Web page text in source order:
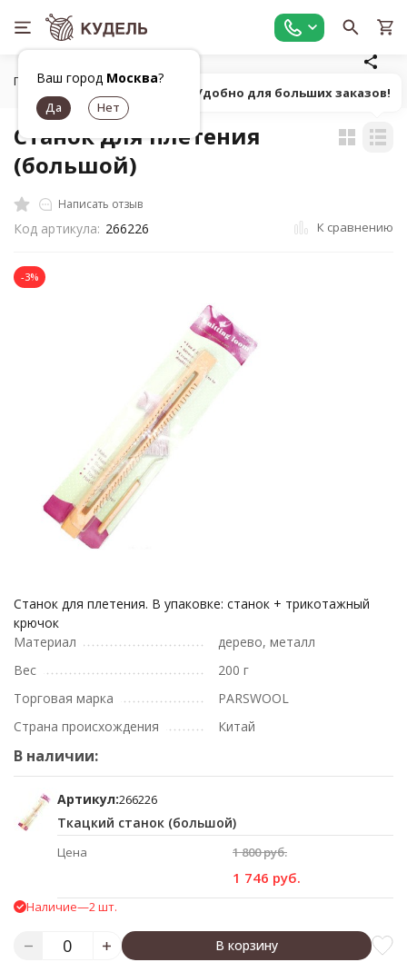
Ваш город Москва?
Главная Товары для вышивания
Станок для плетения
(большой)
Написать отзыв
Код артикула: 266226 К сравнению
-3%
Станок для плетения. В упаковке: станок + трикотажный
крючок
Материал
дерево, металл
Вес
200 г
Торговая марка
PARSWOOL
Страна происхождения
Китай
В наличии:
Артикул:266226
Ткацкий станок (большой)
Цена 1 800 руб.
1 746 руб.
Наличие—2 шт.
В корзину
Попробуй! Удобно для больших заказов!